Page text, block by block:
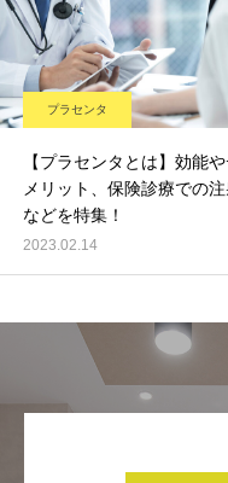
プラセンタ
【プラセンタとは】効能
メリット、保険診療での
などを特集！
2023.02.14